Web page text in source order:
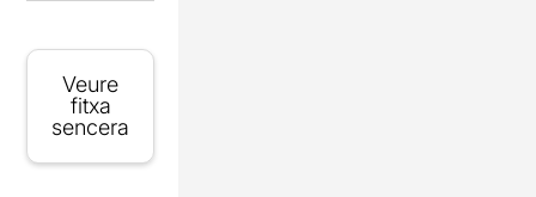
Veure
fitxa
sencera